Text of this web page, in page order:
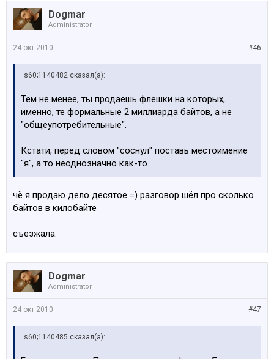
Dogmar
Administrator
#46
24 окт 2010
s60;1140482 сказал(а):
Тем не менее, ты продаешь флешки на которых,
именно, те формальные 2 миллиарда байтов, а не
"общеупотребительные".
Кстати, перед словом "соснул" поставь местоимение
"я", а то неоднозначно как-то.
чё я продаю дело десятое =) разговор шёл про сколько
байтов в килобайте
съезжала.
Dogmar
Administrator
#47
24 окт 2010
s60;1140485 сказал(а):